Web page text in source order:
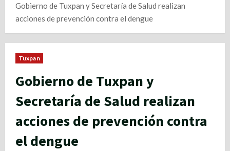
Gobierno de Tuxpan y Secretaría de Salud realizan
acciones de prevención contra el dengue
Tuxpan
Gobierno de Tuxpan y
Secretaría de Salud realizan
acciones de prevención contra
el dengue